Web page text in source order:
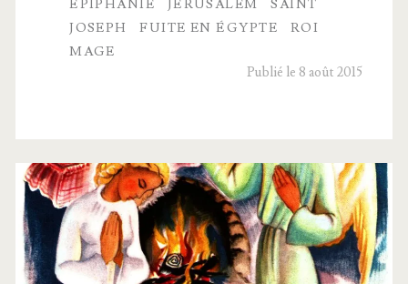
l’Enfant-
ÉPIPHANIE
JÉRUSALEM
SAINT
JOSEPH
FUITE EN ÉGYPTE
ROI
MAGE
Publié le 8 août 2015